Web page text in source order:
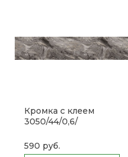
Кромка с клеем
3050/44/0,6/
590 руб.